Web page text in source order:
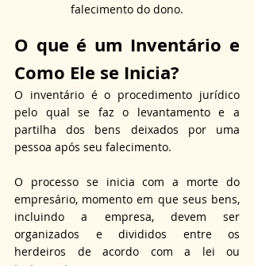
falecimento do dono.
O que é um Inventário e
Como Ele se Inicia?
O inventário é o procedimento jurídico
pelo qual se faz o levantamento e a
partilha dos bens deixados por uma
pessoa após seu falecimento.
O processo se inicia com a morte do
empresário, momento em que seus bens,
incluindo a empresa, devem ser
organizados e divididos entre os
herdeiros de acordo com a lei ou